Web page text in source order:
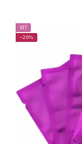
ХІТ
−20%